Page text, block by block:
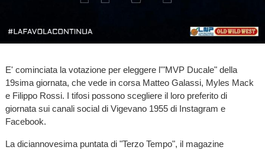
E' cominciata la votazione per eleggere l'"MVP Ducale" della
19sima giornata, che vede in corsa Matteo Galassi, Myles Mack
e Filippo Rossi. I tifosi possono scegliere il loro preferito di
giornata sui canali social di Vigevano 1955 di Instagram e
Facebook.
La diciannovesima puntata di "Terzo Tempo", il magazine